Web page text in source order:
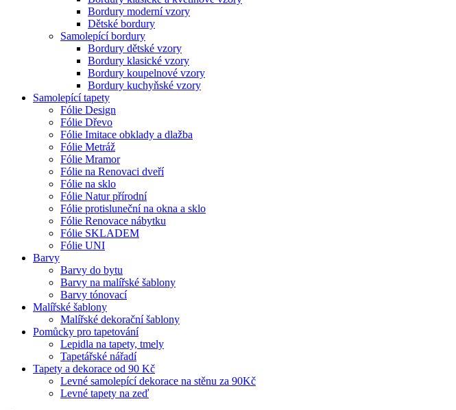
Bordury moderní vzory
Dětské bordury
Samolepící bordury
Bordury dětské vzory
Bordury klasické vzory
Bordury koupelnové vzory
Bordury kuchyňské vzory
Samolepící tapety
Fólie Design
Fólie Dřevo
Fólie Imitace obklady a dlažba
Fólie Metráž
Fólie Mramor
Fólie na Renovaci dveří
Fólie na sklo
Fólie Natur přírodní
Fólie protisluneční na okna a sklo
Fólie Renovace nábytku
Fólie SKLADEM
Fólie UNI
Barvy
Barvy do bytu
Barvy na malířské šablony
Barvy tónovací
Malířské šablony
Malířské dekorační šablony
Pomůcky pro tapetování
Lepidla na tapety, tmely
Tapetářské nářadí
Tapety a dekorace od 90 Kč
Levné samolepící dekorace na stěnu za 90Kč
Levné tapety na zeď